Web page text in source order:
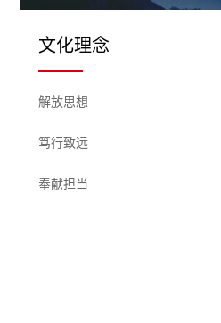
文化理念
解放思想
笃行致远
奉献担当